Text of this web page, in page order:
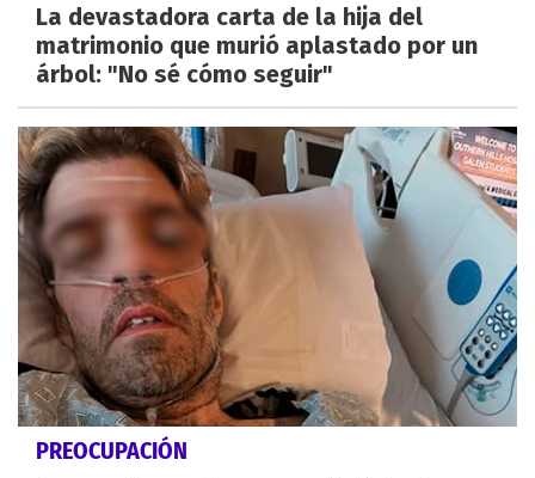
La devastadora carta de la hija del
matrimonio que murió aplastado por un
árbol: "No sé cómo seguir"
PREOCUPACIÓN